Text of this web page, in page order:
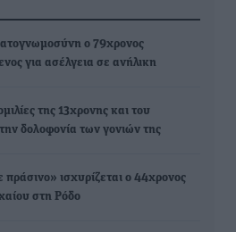
ο 79χρονος
για ασέλγεια σε ανήλικη
της 13χρονης και του
δολοφονία των γονιών της
ισχυρίζεται ο 44χρονος
στη Ρόδο